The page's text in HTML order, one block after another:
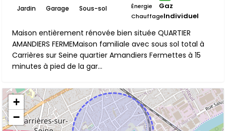
Jardin Garage Sous-sol Énergie Gaz
ChauffageIndividuel
Maison entièrement rénovée bien située QUARTIER
AMANDIERS FERMEMaison familiale avec sous sol total à
Carrières sur Seine quartier Amandiers Fermettes à 15
minutes à pied de la gar...
+
−